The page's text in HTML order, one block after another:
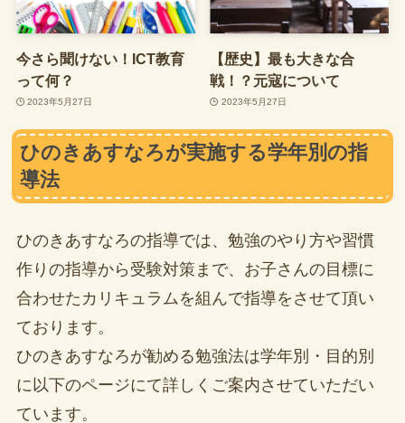
今さら聞けない！ICT教育
って何？
2023年5月27日
【歴史】最も大きな合
戦！？元寇について
2023年5月27日
ひのきあすなろが実施する学年別の指
導法
ひのきあすなろの指導では、勉強のやり方や習慣
作りの指導から受験対策まで、お子さんの目標に
合わせたカリキュラムを組んで指導をさせて頂い
ております。
ひのきあすなろが勧める勉強法は学年別・目的別
に以下のページにて詳しくご案内させていただい
ています。